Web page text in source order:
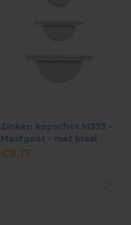
Zinken kopschot M333 -
Mastgoot - met kraal
€8,17